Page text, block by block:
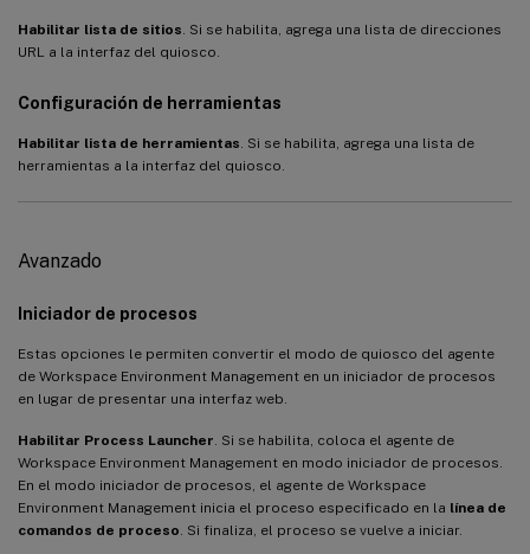
Habilitar lista de sitios . Si se habilita, agrega una lista de direcciones
URL a la interfaz del quiosco.
Configuración de herramientas
Habilitar lista de herramientas . Si se habilita, agrega una lista de
herramientas a la interfaz del quiosco.
Avanzado
Iniciador de procesos
Estas opciones le permiten convertir el modo de quiosco del agente
de Workspace Environment Management en un iniciador de procesos
en lugar de presentar una interfaz web.
Habilitar Process Launcher . Si se habilita, coloca el agente de
Workspace Environment Management en modo iniciador de procesos.
En el modo iniciador de procesos, el agente de Workspace
Environment Management inicia el proceso especificado en la línea de
comandos de proceso . Si finaliza, el proceso se vuelve a iniciar.